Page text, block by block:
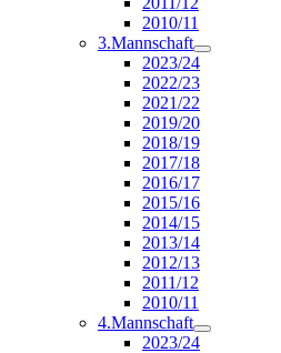
2010/11
3.Mannschaft
2023/24
2022/23
2021/22
2019/20
2018/19
2017/18
2016/17
2015/16
2014/15
2013/14
2012/13
2011/12
2010/11
4.Mannschaft
2023/24